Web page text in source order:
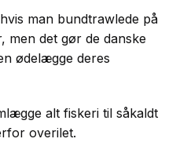
man bundtrawlede på
men det gør de danske
ødelægge deres
alt fiskeri til såkaldt
overilet.